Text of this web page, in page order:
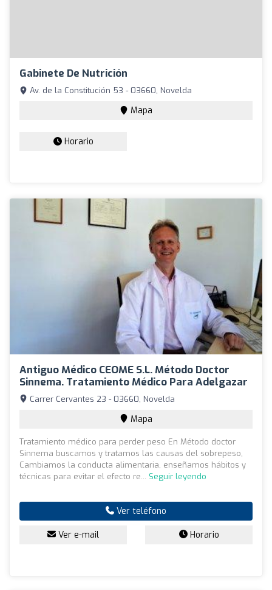
Gabinete De Nutrición
Av. de la Constitución 53 - 03660, Novelda
Mapa
Horario
Antiguo Médico CEOME S.L. Método Doctor
Sinnema. Tratamiento Médico Para Adelgazar
Carrer Cervantes 23 - 03660, Novelda
Mapa
Tratamiento médico para perder peso En Método doctor
Sinnema buscamos y tratamos las causas del sobrepeso,
Cambiamos la conducta alimentaria, enseñamos hábitos y
técnicas para evitar el efecto re... Seguir leyendo
Ver teléfono
Ver e-mail Horario